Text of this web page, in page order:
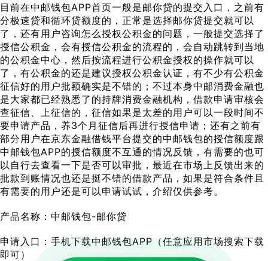
目前在中邮钱包APP首页一般是邮你贷的提交入口，之前有
分极速贷和循环贷额度的，正常是选择邮你贷提交就可以
了，还有用户咨询怎么授权公积金的问题，一般提交选择了
授信公积金，会有授信公积金的流程的，会自动跳转到当地
的公积金中心，然后按流程进行公积金授权的操作就可以
了，有公积金的还是建议授权公积金认证，有不少有公积金
征信好的用户批额确实是不错的；不过本身中邮消费金融也
是大家都已经熟悉了的持牌消费金融机构，借款申请审核会
查征信、上征信的，征信如果是太差的用户可以一段时间不
要申请产品，养3个月征信后再进行授信申请；还有之前有
部分用户在京东金融借钱平台提交的中邮钱包的授信额度跟
中邮钱包APP的授信额度不互通的情况反馈，有需要的也可
以自行去查看一下是否可以审批，最近在市场上反馈出来的
批款到账情况也还是挺不错的借款产品，如果是符合条件且
有需要的用户还是可以申请试试，介绍仅供参考。
产品名称：中邮钱包-邮你贷
申请入口：手机下载中邮钱包APP（任意应用市场搜索下载
即可）